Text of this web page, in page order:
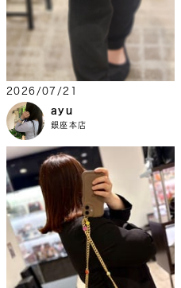
2026/07/21
ayu
銀座本店